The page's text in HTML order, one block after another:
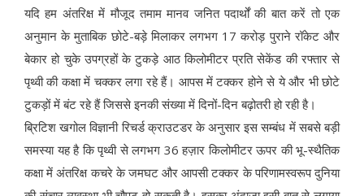
यदि हम अंतरिक्ष में मौजूद तमाम मानव जनित पदार्थों की बात करें तो एक
अनुमान के मुताबिक छोटे-बड़े मिलाकर लगभग 17 करोड़ पुराने रॉकेट और
बेकार हो चुके उपग्रहों के टुकड़े आठ किलोमीटर प्रति सेकेंड की रफ्तार से
पृथ्वी की कक्षा में चक्कर लगा रहे हैं। आपस में टक्कर होने से ये और भी छोटे
टुकड़ों में बंट रहे हैं जिससे इनकी संख्या में दिनों-दिन बढ़ोतरी हो रही है।
ब्रिटिश खगोल विज्ञानी रिचर्ड क्राउटडर के अनुसार इस सम्बंध में सबसे बड़ी
समस्या यह है कि पृथ्वी से लगभग 36 हज़ार किलोमीटर ऊपर की भू-स्थैतिक
कक्षा में अंतरिक्ष कचरे के जमघट और आपसी टक्कर के परिणामस्वरूप दुनिया